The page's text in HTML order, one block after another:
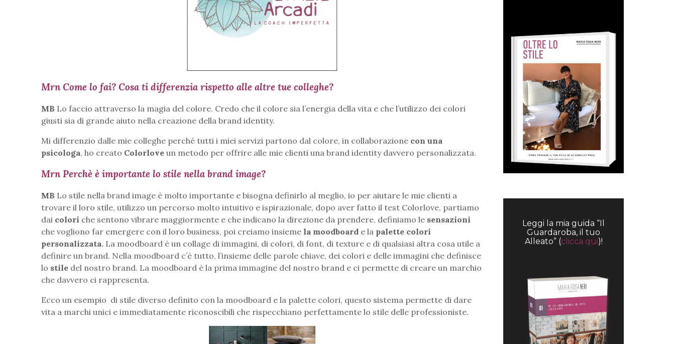
Mrn Come lo fai? Cosa ti differenzia rispetto alle altre tue colleghe?
MB Lo faccio attraverso la magia del colore. Credo che il colore sia l’energia della vita e che l’utilizzo dei colori
giusti sia di grande aiuto nella creazione della brand identity.
Mi differenzio dalle mie colleghe perché tutti i miei servizi partono dal colore, in collaborazione con una
psicologa, ho creato Colorlove un metodo per offrire alle mie clienti una brand identity davvero personalizzata.
Mrn Perchè è importante lo stile nella brand image?
MB Lo stile nella brand image è molto importante e bisogna definirlo al meglio, io per aiutare le mie clienti a
trovare il loro stile, utilizzo un percorso molto intuitivo e ispirazionale, dopo aver fatto il test Colorlove, partiamo
dai colori che sentono vibrare maggiormente e che indicano la direzione da prendere, definiamo le sensazioni
che vogliono far emergere con il loro business, poi creiamo insieme la moodboard e la palette colori
personalizzata. La moodboard è un collage di immagini, di colori, di font, di texture e di qualsiasi altra cosa utile a
definire un brand. Nella moodboard c’è tutto, l’insieme delle parole chiave, dei colori e delle immagini che definisce
lo stile del nostro brand. La moodboard è la prima immagine del nostro brand e ci permette di creare un marchio
che davvero ci rappresenta.
Ecco un esempio di stile diverso definito con la moodboard e la palette colori, questo sistema permette di dare
vita a marchi unici e immediatamente riconoscibili che rispecchiano perfettamente lo stile delle professioniste.
Leggi la mia guida “Il
Guardaroba, il tuo
Alleato” (clicca qui)!